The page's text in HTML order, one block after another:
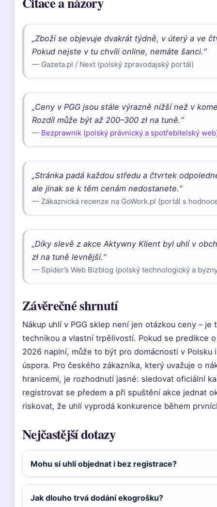
„Zboží se objevuje dvakrát týdně, v úterý a ve
Pokud nejste v tu chvíli online, nemáte šanci.“
— Gazeta.pl / Next (polský zpravodajský portál)
„Ceny v PGG jsou stále výrazně nižší než v
Rozdíl může být až 200–300 zł na tuně.“
— Bezprawnik (polský právnický a spotřebitelský
„Stránka padá každou středu a čtvrtek
ale jinak se k těm cenám nedostanete.“
— Zákaznická recenze na GoWork.pl (portál s
„Díky slevě z akce Aktywny Klient byl uhlí v
zł na tuně levnější.“
— Spider’s Web Bizblog (polský technologický a
Závěrečné shrnutí
Nákup uhlí v PGG sklep není jen otázkou ceny – je
technikou a vlastní trpělivostí. Pokud se predikce
2026 naplní, může to být pro domácnosti v Polsku
úspora. Pro českého zákazníka, který uvažuje o
hranicemi, je rozhodnutí jasné: sledovat oficiální
registrovat se předem a při spuštění akce jednat
riskovat, že uhlí vyprodá konkurence během
Nejčastější dotazy
Mohu si uhlí objednat i bez registrace?
Jak dlouho trvá dodání ekogrošku?